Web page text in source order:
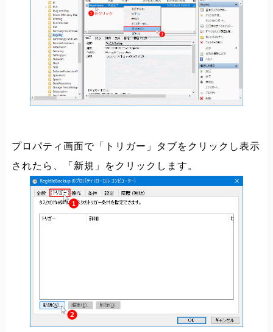
プロパティ画面で「トリガー」タブをクリックし表示
されたら、「新規」をクリックします。